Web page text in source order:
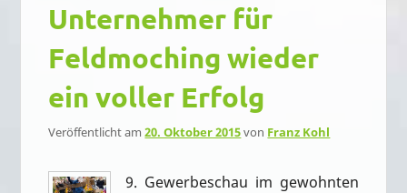
Unternehmer für
Feldmoching wieder
ein voller Erfolg
Veröffentlicht am20. Oktober 2015von Franz Kohl
9. Gewerbeschau im gewohnten